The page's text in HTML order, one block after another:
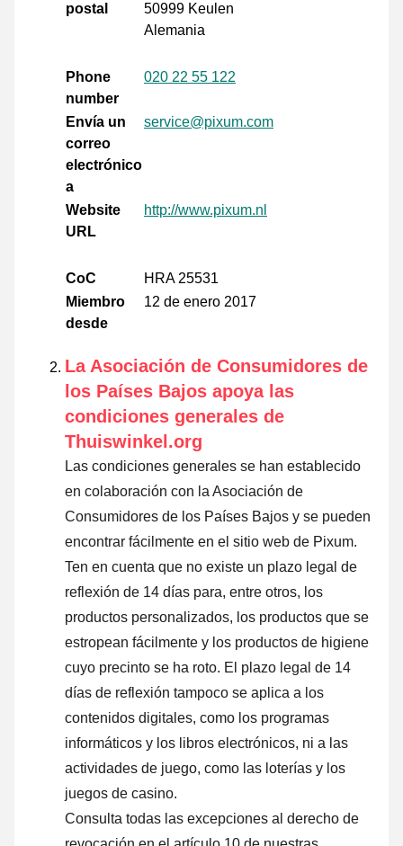
postal
50999 Keulen
Alemania
Phone
number
020 22 55 122
Envía un
correo
electrónico
a
service@pixum.com
Website
URL
http://www.pixum.nl
CoC
HRA 25531
Miembro
desde
12 de enero 2017
La Asociación de Consumidores de
los Países Bajos apoya las
condiciones generales de
Thuiswinkel.org
Las condiciones generales se han establecido
en colaboración con la Asociación de
Consumidores de los Países Bajos y se pueden
encontrar fácilmente en el sitio web de Pixum.
Ten en cuenta que no existe un plazo legal de
reflexión de 14 días para, entre otros, los
productos personalizados, los productos que se
estropean fácilmente y los productos de higiene
cuyo precinto se ha roto. El plazo legal de 14
días de reflexión tampoco se aplica a los
contenidos digitales, como los programas
informáticos y los libros electrónicos, ni a las
actividades de juego, como las loterías y los
juegos de casino.
Consulta todas las excepciones al derecho de